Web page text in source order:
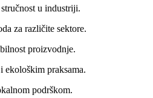
u industriji.
za različite sektore.
proizvodnje.
ekološkim praksama.
podrškom.